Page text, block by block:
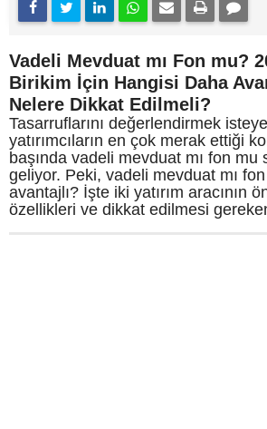
Vadeli Mevduat mı Fon mu?
Birikim İçin Hangisi Daha
Nelere Dikkat Edilmeli?
Tasarruflarını değerlendirmek
yatırımcıların en çok merak ettiği
başında vadeli mevduat mı fon mu
geliyor. Peki, vadeli mevduat mı
avantajlı? İşte iki yatırım aracının
özellikleri ve dikkat edilmesi